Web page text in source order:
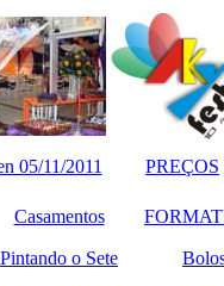
05/11/2011 PREÇOS
Casamentos
Pintando o Sete